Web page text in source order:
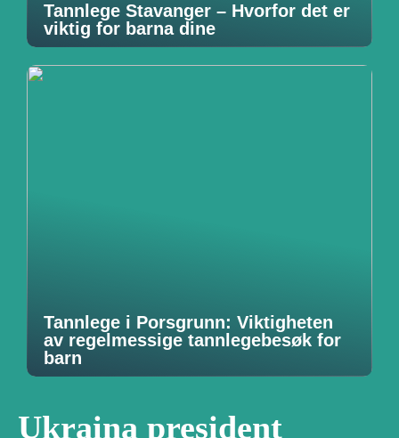
Tannlege Stavanger – Hvorfor det er
viktig for barna dine
Tannlege i Porsgrunn: Viktigheten
av regelmessige tannlegebesøk for
barn
Ukraina president